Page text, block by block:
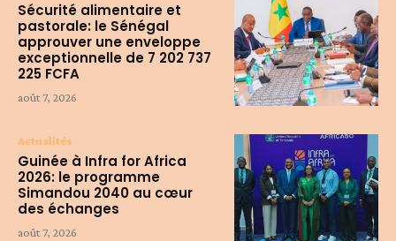
Sécurité alimentaire et
pastorale: le Sénégal
approuver une enveloppe
exceptionnelle de 7 202 737
225 FCFA
août 7, 2026
Actualités
Guinée à Infra for Africa
2026: le programme
Simandou 2040 au cœur
des échanges
août 7, 2026